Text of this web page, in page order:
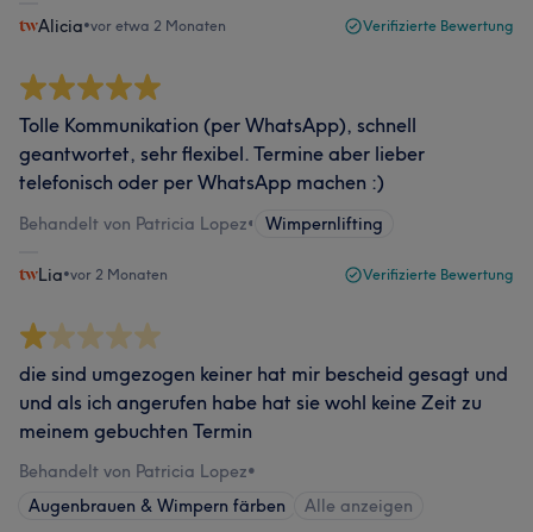
Alicia•vor etwa 2 Monaten Verifizierte Bewertung
Tolle Kommunikation (per WhatsApp), schnell
geantwortet, sehr flexibel. Termine aber lieber
telefonisch oder per WhatsApp machen :)
Behandelt von Patricia Lopez• Wimpernlifting
Lia•vor 2 Monaten Verifizierte Bewertung
die sind umgezogen keiner hat mir bescheid gesagt und
und als ich angerufen habe hat sie wohl keine Zeit zu
meinem gebuchten Termin
Behandelt von Patricia Lopez•
Augenbrauen & Wimpern färben
Alle anzeigen